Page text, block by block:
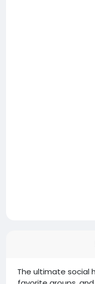
The ultimate social